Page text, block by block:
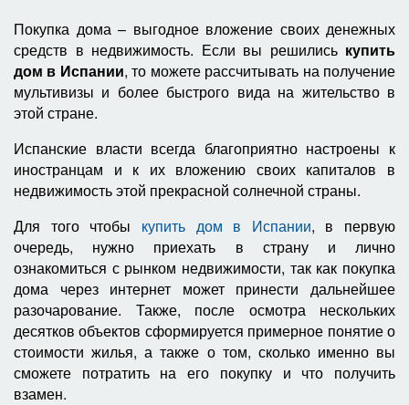
Покупка дома – выгодное вложение своих денежных
средств в недвижимость. Если вы решились купить
дом в Испании, то можете рассчитывать на получение
мультивизы и более быстрого вида на жительство в
этой стране.
Испанские власти всегда благоприятно настроены к
иностранцам и к их вложению своих капиталов в
недвижимость этой прекрасной солнечной страны.
Для того чтобы купить дом в Испании, в первую
очередь, нужно приехать в страну и лично
ознакомиться с рынком недвижимости, так как покупка
дома через интернет может принести дальнейшее
разочарование. Также, после осмотра нескольких
десятков объектов сформируется примерное понятие о
стоимости жилья, а также о том, сколько именно вы
сможете потратить на его покупку и что получить
взамен.